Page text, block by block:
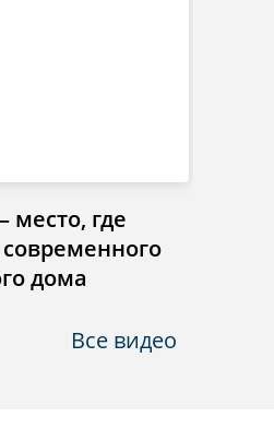
место, где
дома
Все видео